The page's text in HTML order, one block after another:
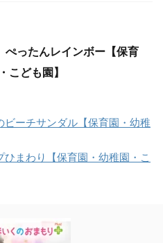
ぺったんレインボー【保育
こども園】
ビーチサンダル【保育園・幼稚
ひまわり【保育園・幼稚園・こ